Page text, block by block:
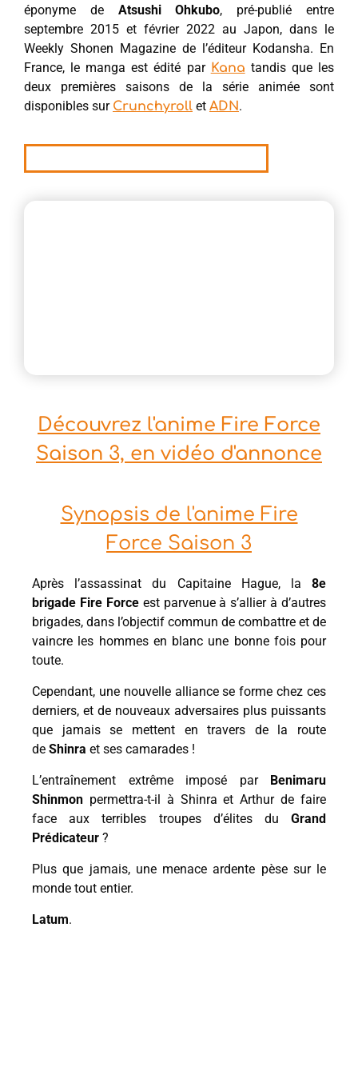
éponyme de Atsushi Ohkubo, pré-publié entre
septembre 2015 et février 2022 au Japon, dans le
Weekly Shonen Magazine de l’éditeur Kodansha. En
France, le manga est édité par Kana tandis que les
deux premières saisons de la série animée sont
disponibles sur Crunchyroll et ADN.
Découvrez l'anime Fire Force
Saison 3, en vidéo d'annonce
Synopsis de l'anime Fire
Force Saison 3
Après l’assassinat du Capitaine Hague, la 8e
brigade Fire Forceest parvenue à s’allier à d’autres
brigades, dans l’objectif commun de combattre et de
vaincre les hommes en blanc une bonne fois pour
toute.
Cependant, une nouvelle alliance se forme chez ces
derniers, et de nouveaux adversaires plus puissants
que jamais se mettent en travers de la route
de Shinra et ses camarades !
L’entraînement extrême imposé par
Benimaru
Shinmon permettra-t-il à Shinra et Arthur de faire
face aux terribles troupes d’élites du Grand
Prédicateur ?
Plus que jamais, une menace ardente pèse sur le
monde tout entier.
Latum.